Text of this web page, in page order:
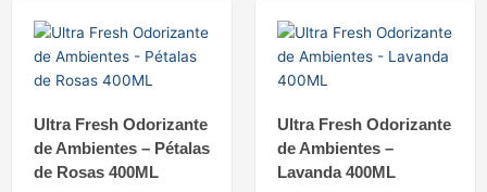
Ultra Fresh Odorizante
de Ambientes – Pétalas
de Rosas 400ML
Ultra Fresh Odorizante
de Ambientes –
Lavanda 400ML